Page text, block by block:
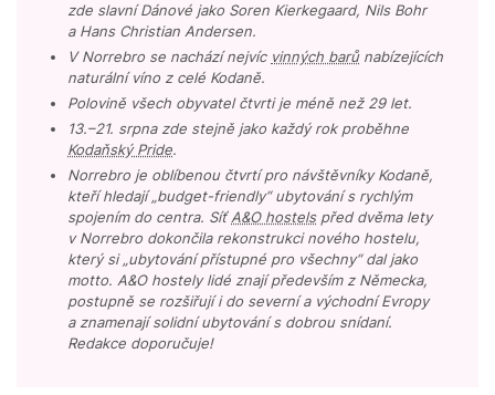
zde slavní Dánové jako Soren Kierkegaard, Nils Bohr
a Hans Christian Andersen.
V Norrebro se nachází nejvíc vinných barůnabízejících
naturální víno z celé Kodaně.
Polovině všech obyvatel čtvrti je méně než 29 let.
13.–21. srpna zde stejně jako každý rok proběhne
Kodaňský Pride.
Norrebro je oblíbenou čtvrtí pro návštěvníky Kodaně,
kteří hledají „budget-friendly“ ubytování s rychlým
spojením do centra. SíťA&O hostelspřed dvěma lety
v Norrebro dokončila rekonstrukci nového hostelu,
který si „ubytování přístupné pro všechny“ dal jako
motto. A&O hostely lidé znají především z Německa,
postupně se rozšiřují i do severní a východní Evropy
a znamenají solidní ubytování s dobrou snídaní.
Redakce doporučuje!